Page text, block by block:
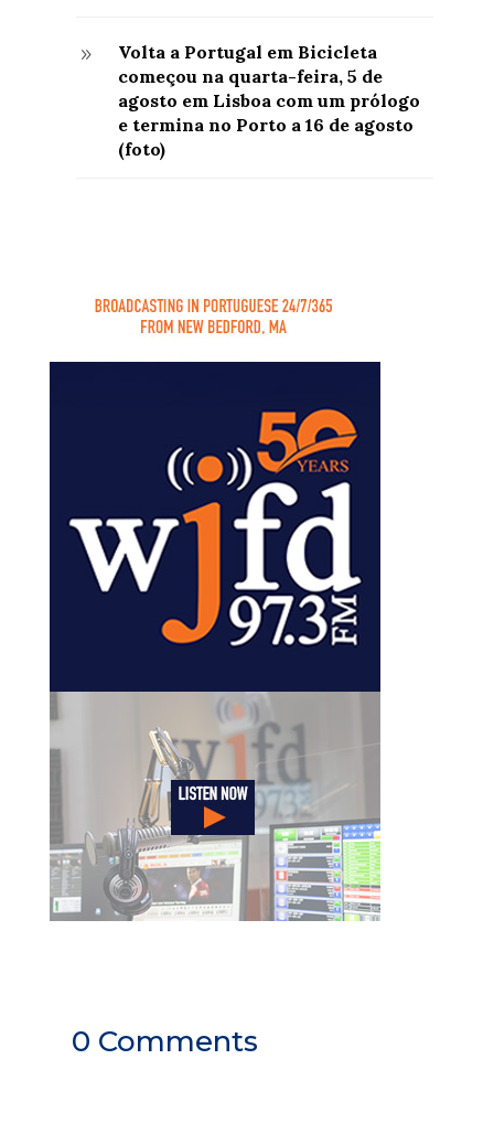
9
Volta a Portugal em Bicicleta
começou na quarta-feira, 5 de
agosto em Lisboa com um prólogo
e termina no Porto a 16 de agosto
(foto)
0 Comments